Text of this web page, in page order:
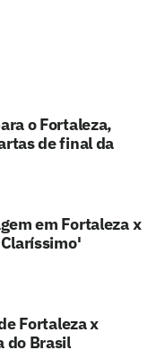
o Fortaleza,
de final da
em Fortaleza x
Fortaleza x
do Brasil